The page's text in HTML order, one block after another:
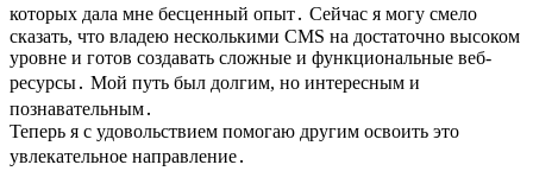
которых дала мне бесценный опыт․ Сейчас я могу смело
сказать, что владею несколькими CMS на достаточно высоком
уровне и готов создавать сложные и функциональные веб-
ресурсы․ Мой путь был долгим, но интересным и
познавательным․
Теперь я с удовольствием помогаю другим освоить это
увлекательное направление․